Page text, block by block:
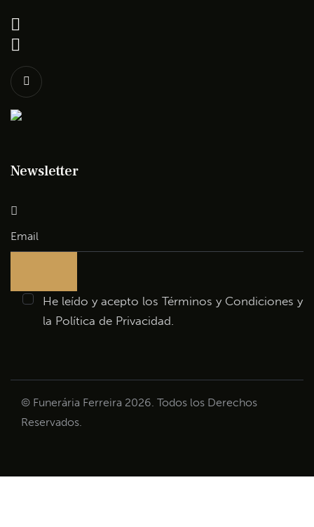
Newsletter
He leído y acepto losTérminos y Condicionesy
la Política de Privacidad.
© Funerária Ferreira 2026. Todos los Derechos
Reservados.